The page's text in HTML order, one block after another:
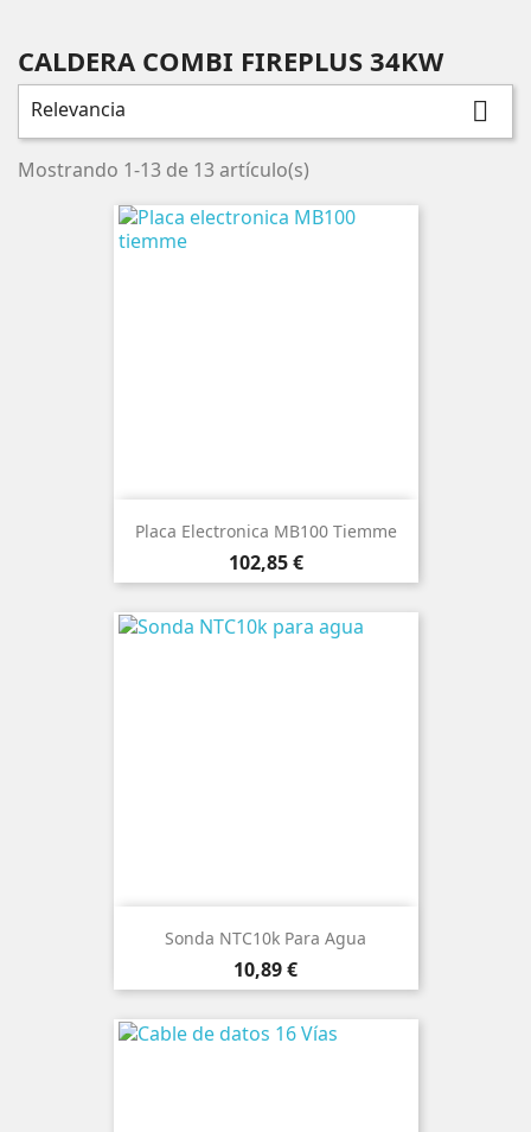
CALDERA COMBI FIREPLUS 34KW
Relevancia 
Mostrando 1-13 de 13 artículo(s)
Placa Electronica MB100 Tiemme
Precio
102,85 €
Sonda NTC10k Para Agua
Precio
10,89 €